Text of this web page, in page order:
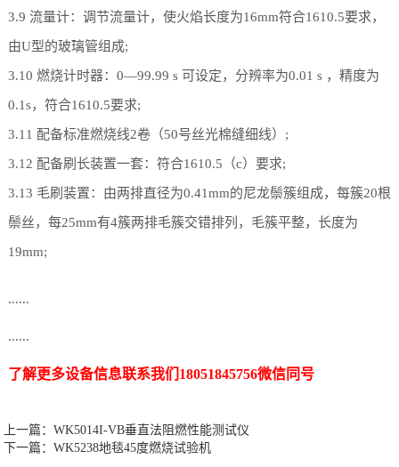
3.9 流量计：调节流量计，使火焰长度为16mm符合1610.5要求，
由U型的玻璃管组成;
3.10 燃烧计时器：0—99.99 s 可设定，分辨率为0.01 s ，精度为
0.1s，符合1610.5要求;
3.11 配备标准燃烧线2卷（50号丝光棉缝细线）;
3.12 配备刷长装置一套：符合1610.5（c）要求;
3.13 毛刷装置：由两排直径为0.41mm的尼龙鬃簇组成，每簇20根
鬃丝，每25mm有4簇两排毛簇交错排列，毛簇平整，长度为
19mm;
......
......
了解更多设备信息联系我们18051845756微信同号
上一篇：WK5014I-VB垂直法阻燃性能测试仪
下一篇：WK5238地毯45度燃烧试验机